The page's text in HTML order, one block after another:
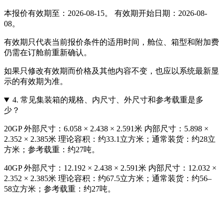
本报价有效期至：2026-08-15。 有效期开始日期：2026-08-
08。
有效期只代表当前报价条件的适用时间，舱位、箱型和附加费
仍需在订舱前重新确认。
如果只修改有效期而价格及其他内容不变，也应以系统最新显
示的有效期为准。
4. 常见集装箱的规格、内尺寸、外尺寸和参考载重是多
少？
20GP 外部尺寸：6.058 × 2.438 × 2.591米 内部尺寸：5.898 ×
2.352 × 2.385米 理论容积：约33.1立方米；通常装货：约28立
方米；参考载重：约27吨。
40GP 外部尺寸：12.192 × 2.438 × 2.591米 内部尺寸：12.032 ×
2.352 × 2.385米 理论容积：约67.5立方米；通常装货：约56–
58立方米；参考载重：约27吨。